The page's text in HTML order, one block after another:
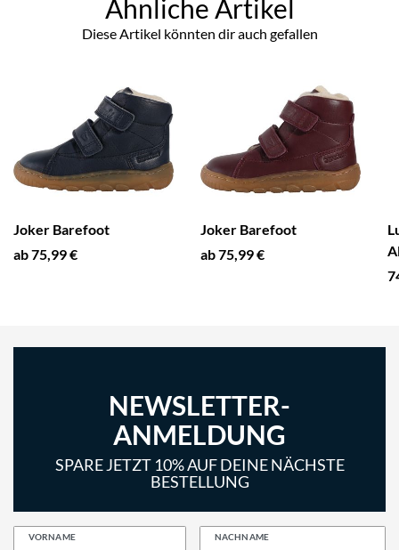
Ähnliche Artikel
Diese Artikel könnten dir auch gefallen
Joker Barefoot
ab 75,99 €
Joker Barefoot
ab 75,99 €
NEWSLETTER-
ANMELDUNG
SPARE JETZT 10% AUF DEINE NÄCHSTE
BESTELLUNG
VORNAME NACHNAME